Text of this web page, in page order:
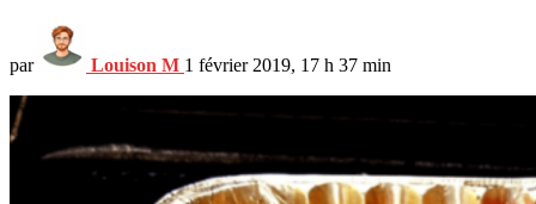
par Louison M 1 février 2019, 17 h 37 min